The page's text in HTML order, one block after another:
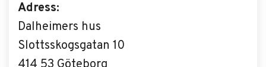
Adress:
Dalheimers hus
Slottsskogsgatan 10